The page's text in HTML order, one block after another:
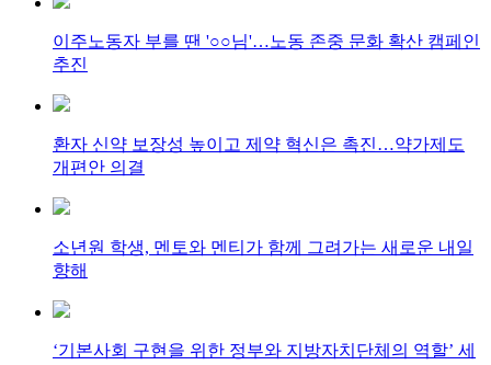
이주노동자 부를 땐 '○○님'…노동 존중 문화 확산 캠페인
추진
환자 신약 보장성 높이고 제약 혁신은 촉진…약가제도
개편안 의결
소년원 학생, 멘토와 멘티가 함께 그려가는 새로운 내일
향해
‘기본사회 구현을 위한 정부와 지방자치단체의 역할’ 세